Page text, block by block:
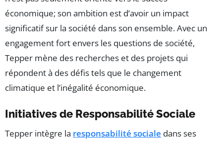
économique; son ambition est d’avoir un impact
significatif sur la société dans son ensemble. Avec un
engagement fort envers les questions de société,
Tepper mène des recherches et des projets qui
répondent à des défis tels que le changement
climatique et l’inégalité économique.
Initiatives de Responsabilité Sociale
Tepper intègre la responsabilité sociale dans ses